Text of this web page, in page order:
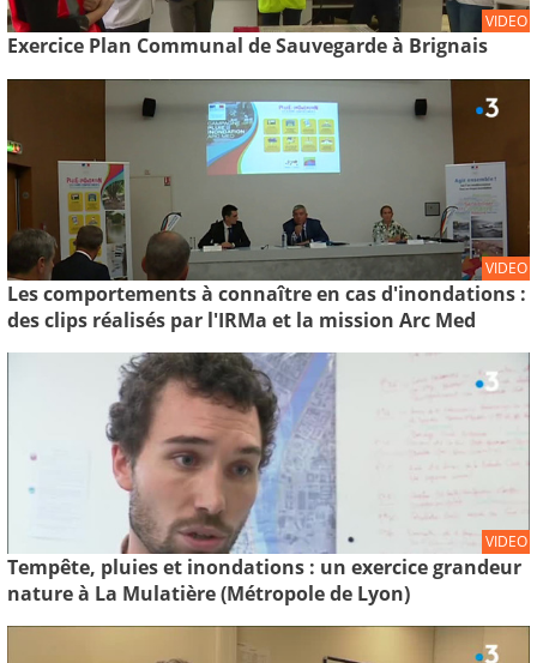
VIDEO
Exercice Plan Communal de Sauvegarde à Brignais
VIDEO
Les comportements à connaître en cas d'inondations :
des clips réalisés par l'IRMa et la mission Arc Med
VIDEO
Tempête, pluies et inondations : un exercice grandeur
nature à La Mulatière (Métropole de Lyon)